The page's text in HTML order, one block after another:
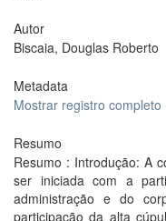
Autor
Biscaia, Douglas Roberto
Metadata
Mostrar registro completo
Resumo
Resumo : Introdução: A
ser iniciada com a
administração e do
participação da alta